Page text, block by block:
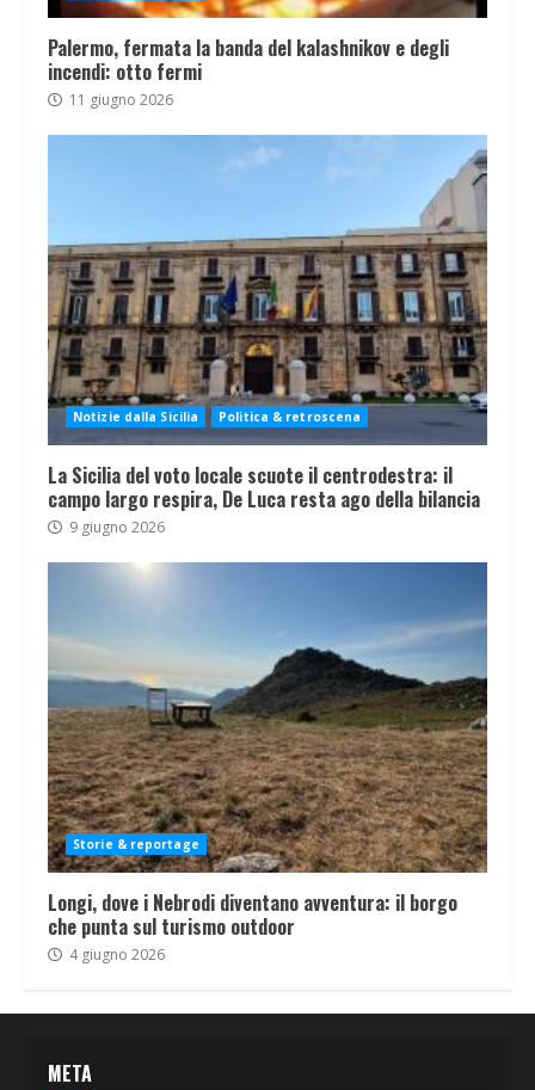
Palermo, fermata la banda del kalashnikov e degli
incendi: otto fermi
11 giugno 2026
Notizie dalla Sicilia Politica & retroscena
La Sicilia del voto locale scuote il centrodestra: il
campo largo respira, De Luca resta ago della bilancia
9 giugno 2026
Storie & reportage
Longi, dove i Nebrodi diventano avventura: il borgo
che punta sul turismo outdoor
4 giugno 2026
META